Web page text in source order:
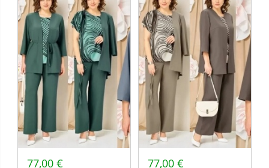
77,00 € 77,00 €